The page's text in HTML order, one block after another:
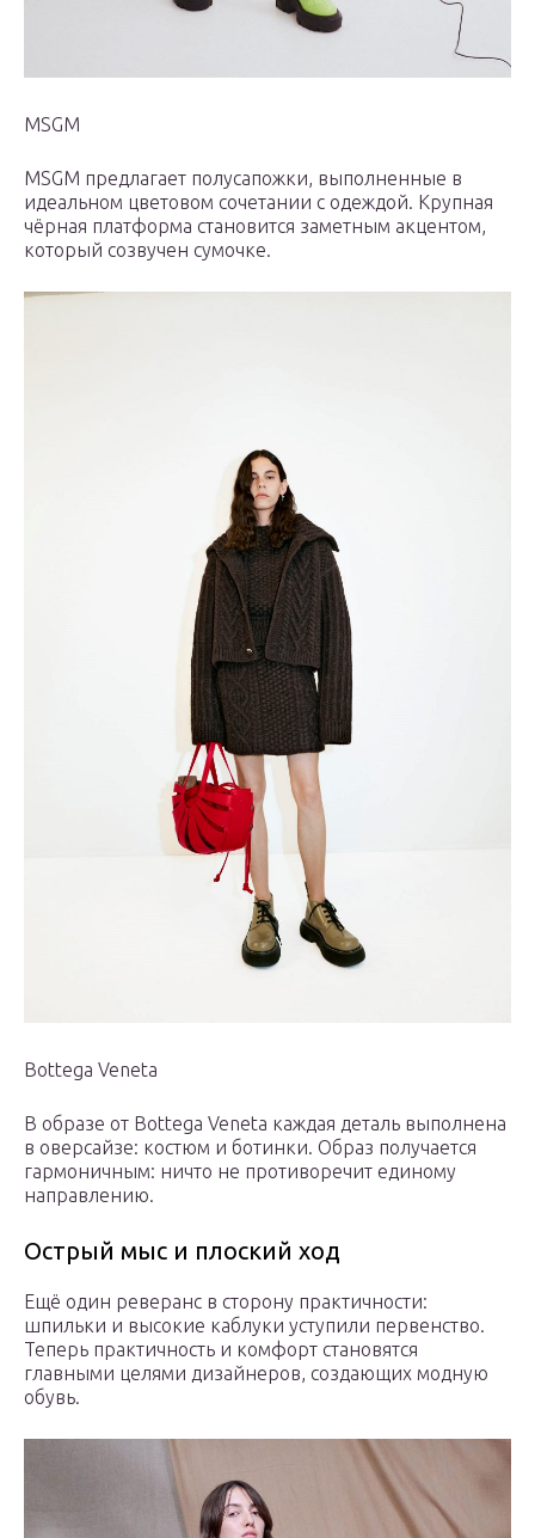
MSGM
MSGM предлагает полусапожки, выполненные в
идеальном цветовом сочетании с одеждой. Крупная
чёрная платформа становится заметным акцентом,
который созвучен сумочке.
Bottega Veneta
В образе от Bottega Veneta каждая деталь выполнена
в оверсайзе: костюм и ботинки. Образ получается
гармоничным: ничто не противоречит единому
направлению.
Острый мыс и плоский ход
Ещё один реверанс в сторону практичности:
шпильки и высокие каблуки уступили первенство.
Теперь практичность и комфорт становятся
главными целями дизайнеров, создающих модную
обувь.